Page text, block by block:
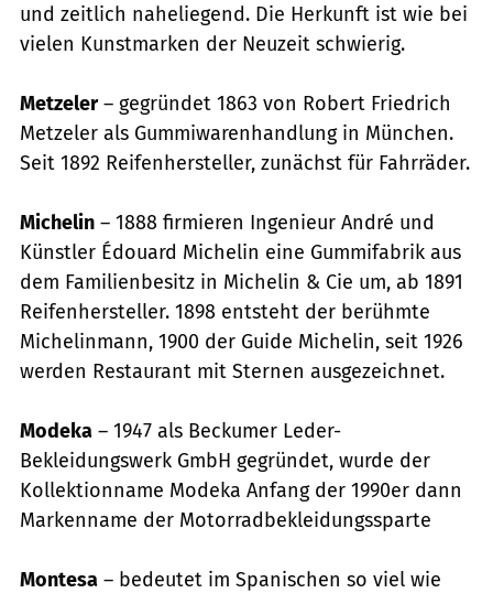
und zeitlich naheliegend. Die Herkunft ist wie bei
vielen Kunstmarken der Neuzeit schwierig.
Metzeler– gegründet 1863 von Robert Friedrich
Metzeler als Gummiwarenhandlung in München.
Seit 1892 Reifenhersteller, zunächst für Fahrräder.
Michelin – 1888 firmieren Ingenieur André und
Künstler Édouard Michelin eine Gummifabrik aus
dem Familienbesitz in Michelin & Cie um, ab 1891
Reifenhersteller. 1898 entsteht der berühmte
Michelinmann, 1900 der Guide Michelin, seit 1926
werden Restaurant mit Sternen ausgezeichnet.
Modeka – 1947 als Beckumer Leder-
Bekleidungswerk GmbH gegründet, wurde der
Kollektionname Modeka Anfang der 1990er dann
Markenname der Motorradbekleidungssparte
Montesa – bedeutet im Spanischen so viel wie